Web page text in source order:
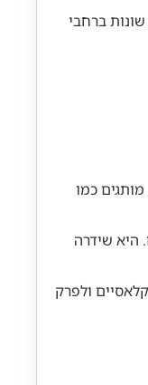
ברחבי
מותגים כמו
היא שידרה
ולפרק